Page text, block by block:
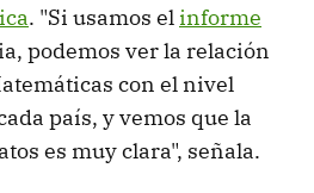
. "Si usamos elinforme
podemos ver la relación
con el nivel
país, y vemos que la
es muy clara", señala.